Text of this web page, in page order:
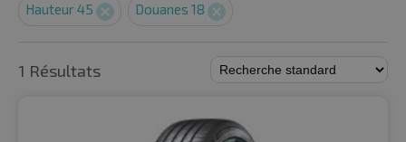
Hauteur 45 Douanes 18
1 Résultats